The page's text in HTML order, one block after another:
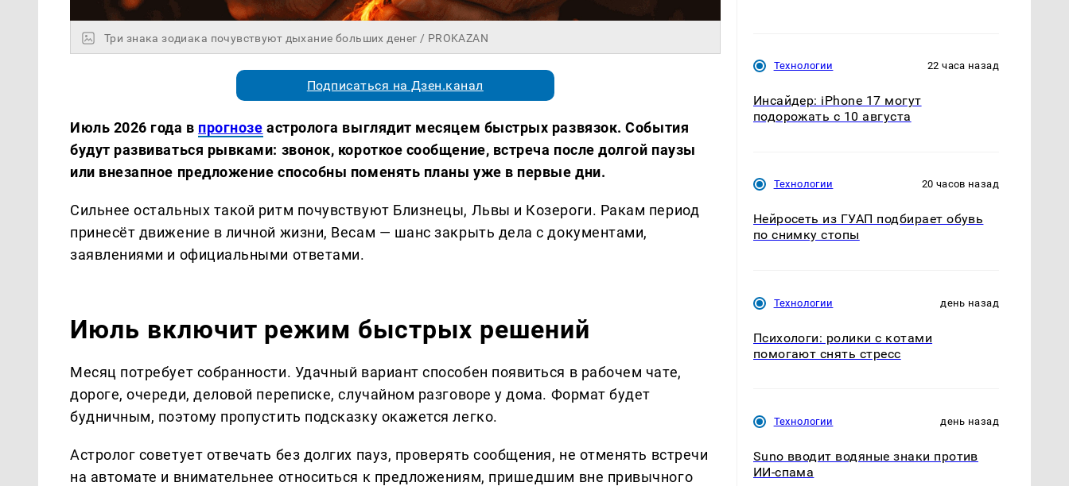
Три знака зодиака почувствуют дыхание больших денег / PROKAZAN
Подписаться на Дзен.канал
Июль 2026 года в прогнозе астролога выглядит месяцем быстрых развязок. События
будут развиваться рывками: звонок, короткое сообщение, встреча после долгой паузы
или внезапное предложение способны поменять планы уже в первые дни.
Сильнее остальных такой ритм почувствуют Близнецы, Львы и Козероги. Ракам период
принесёт движение в личной жизни, Весам — шанс закрыть дела с документами,
заявлениями и официальными ответами.
Июль включит режим быстрых решений
Месяц потребует собранности. Удачный вариант способен появиться в рабочем чате,
дороге, очереди, деловой переписке, случайном разговоре у дома. Формат будет
будничным, поэтому пропустить подсказку окажется легко.
Астролог советует отвечать без долгих пауз, проверять сообщения, не отменять встречи
на автомате и внимательнее относиться к предложениям, пришедшим вне привычного
Технологии 22 часа назад
Инсайдер: iPhone 17 могут
подорожать с 10 августа
Технологии 20 часов назад
Нейросеть из ГУАП подбирает обувь
по снимку стопы
Технологии день назад
Психологи: ролики с котами
помогают снять стресс
Технологии день назад
Suno вводит водяные знаки против
ИИ-спама